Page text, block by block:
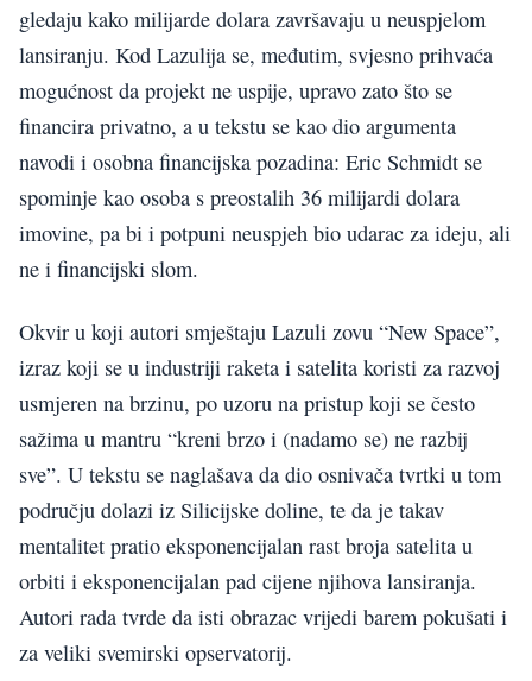
gledaju kako milijarde dolara završavaju u neuspjelom
lansiranju. Kod Lazulija se, međutim, svjesno prihvaća
mogućnost da projekt ne uspije, upravo zato što se
financira privatno, a u tekstu se kao dio argumenta
navodi i osobna financijska pozadina: Eric Schmidt se
spominje kao osoba s preostalih 36 milijardi dolara
imovine, pa bi i potpuni neuspjeh bio udarac za ideju, ali
ne i financijski slom.
Okvir u koji autori smještaju Lazuli zovu “New Space”,
izraz koji se u industriji raketa i satelita koristi za razvoj
usmjeren na brzinu, po uzoru na pristup koji se često
sažima u mantru “kreni brzo i (nadamo se) ne razbij
sve”. U tekstu se naglašava da dio osnivača tvrtki u tom
području dolazi iz Silicijske doline, te da je takav
mentalitet pratio eksponencijalan rast broja satelita u
orbiti i eksponencijalan pad cijene njihova lansiranja.
Autori rada tvrde da isti obrazac vrijedi barem pokušati i
za veliki svemirski opservatorij.